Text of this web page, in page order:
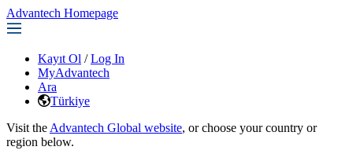
Advantech Homepage
Kayıt Ol / Log In
MyAdvantech
Ara
Türkiye
Visit the Advantech Global website, or choose your country or
region below.